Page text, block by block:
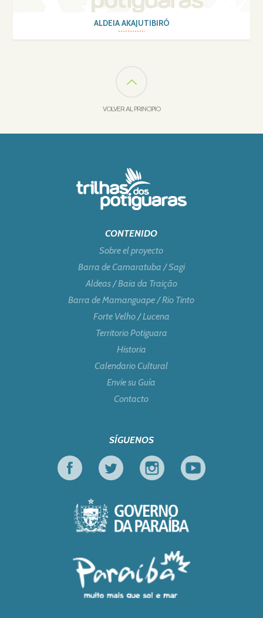
ALDEIA AKAJUTIBIRÓ
VOLVER AL PRINCIPIO
CONTENIDO
Sobre el proyecto
Barra de Camaratuba / Sagi
Aldeas / Baia da Traição
Barra de Mamanguape / Rio Tinto
Forte Velho / Lucena
Territorio Potiguara
Historia
Calendario Cultural
Envíe su Guía
Contacto
SÍGUENOS
Facebook
Twitter Instagram